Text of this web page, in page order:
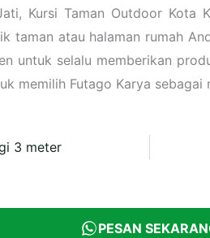
Kursi Taman Outdoor
taman atau halaman rumah
untuk selalu memberikan
memilih Futago Karya
3 meter
PESAN